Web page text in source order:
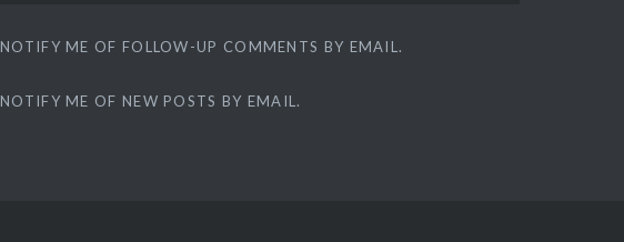
NOTIFY ME OF FOLLOW-UP COMMENTS BY EMAIL.
NOTIFY ME OF NEW POSTS BY EMAIL.